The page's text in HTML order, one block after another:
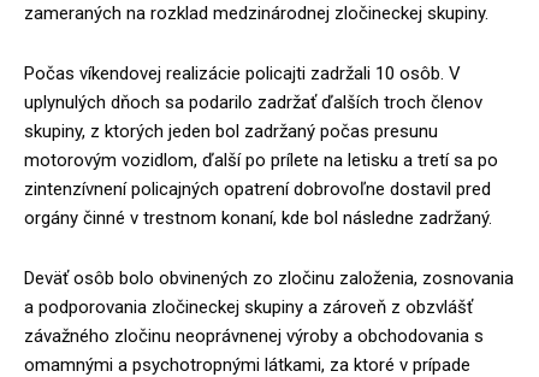
zameraných na rozklad medzinárodnej zločineckej skupiny.
Počas víkendovej realizácie policajti zadržali 10 osôb. V
uplynulých dňoch sa podarilo zadržať ďalších troch členov
skupiny, z ktorých jeden bol zadržaný počas presunu
motorovým vozidlom, ďalší po prílete na letisku a tretí sa po
zintenzívnení policajných opatrení dobrovoľne dostavil pred
orgány činné v trestnom konaní, kde bol následne zadržaný.
Deväť osôb bolo obvinených zo zločinu založenia, zosnovania
a podporovania zločineckej skupiny a zároveň z obzvlášť
závažného zločinu neoprávnenej výroby a obchodovania s
omamnými a psychotropnými látkami, za ktoré v prípade